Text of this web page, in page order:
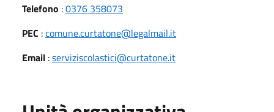
Telefono :0376 358073
PEC :comune.curtatone@legalmail.it
Email :serviziscolastici@curtatone.it